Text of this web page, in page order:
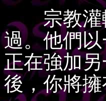
宗教灌輸
過。他們
正在強加
後，你將